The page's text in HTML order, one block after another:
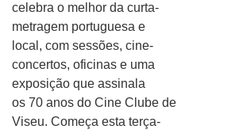
celebra o melhor da curta-
metragem portuguesa e
local, com sessões, cine-
concertos, oficinas e uma
exposição que assinala
os 70 anos do Cine Clube de
Viseu. Começa esta terça-